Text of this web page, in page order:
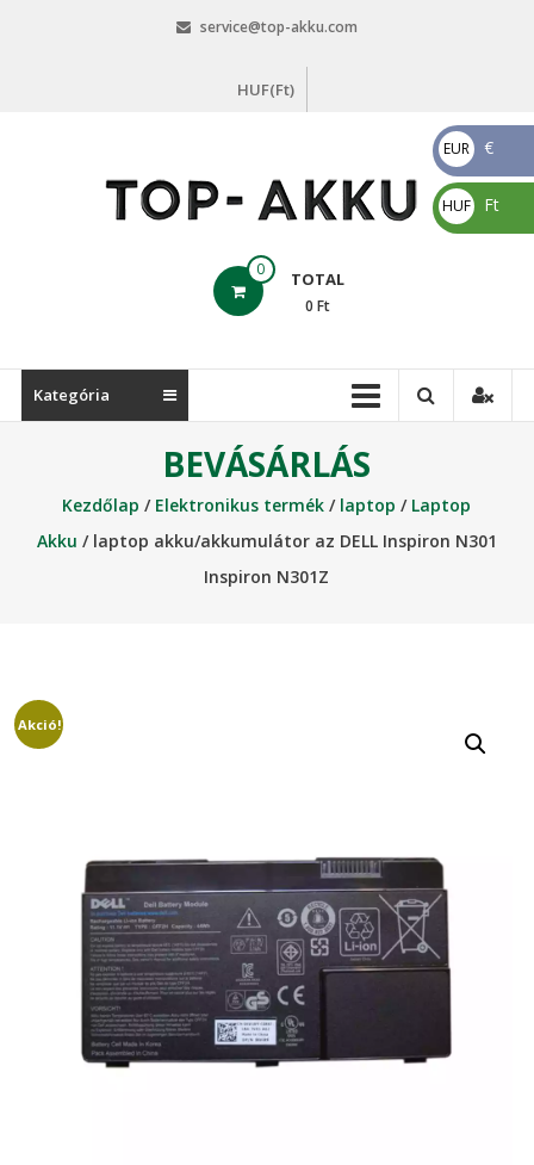
service@top-akku.com
HUF(Ft)
akku.com
0 TOTAL
0 Ft
Kategória
BEVÁSÁRLÁS
Kezdőlap / Elektronikus termék / laptop / Laptop
Akku / laptop akku/akkumulátor az DELL Inspiron N301
Inspiron N301Z
Akció!
EUR
€
€
HUF
Ft
Ft